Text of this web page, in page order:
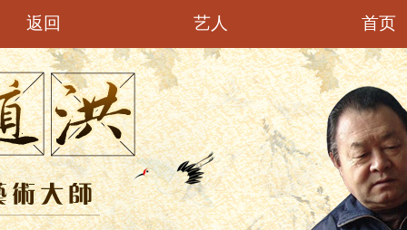
返回 艺人 首页